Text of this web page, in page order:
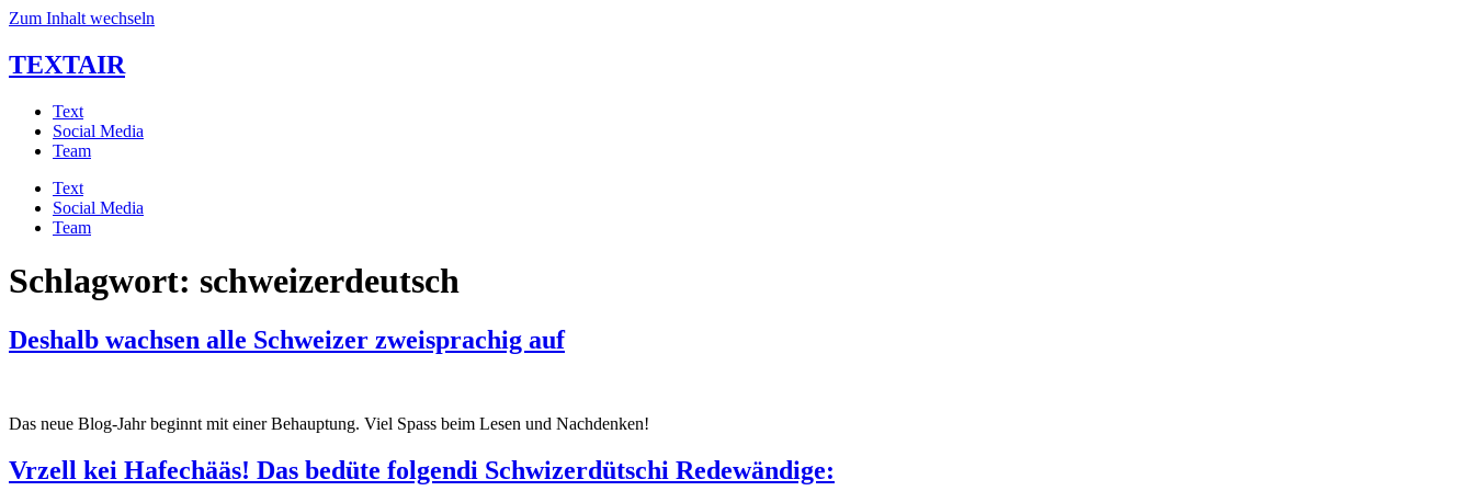
Zum Inhalt wechseln
TEXTAIR
Text
Social Media
Team
Text
Social Media
Team
Schlagwort: schweizerdeutsch
Deshalb wachsen alle Schweizer zweisprachig auf
Das neue Blog-Jahr beginnt mit einer Behauptung. Viel Spass beim Lesen und Nachdenken!
Vrzell kei Hafechääs! Das bedüte folgendi Schwizerdütschi Redewändige: